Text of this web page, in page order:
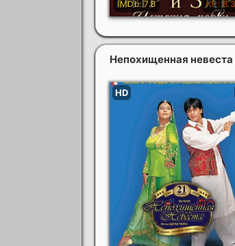
Непохищенная невеста